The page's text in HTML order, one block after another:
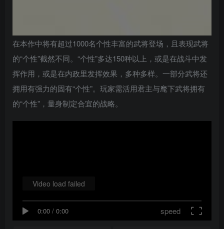
在本作中将有超过1000名个性丰富的武将登场，且表现武将
的“个性”截然不同。“个性”多达150种以上，或是在战斗中发
挥作用，或是在内政里发挥效果，多种多样。一部分武将还
拥用有强力的固有“个性”。玩家需活用君主与麾下武将拥有
的“个性”，量身制定合宜的战略。
0:00 / 0:00 speed
Video load failed